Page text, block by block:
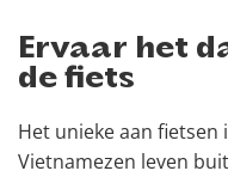
Ervaar het
de fiets
Het unieke aan
Vietnamezen leven